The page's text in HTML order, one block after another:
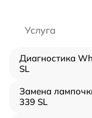
Услуга
Диагностика
SL
Замена
339 SL